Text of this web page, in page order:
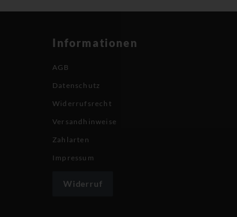
Informationen
AGB
Datenschutz
Widerrufsrecht
Versandhinweise
Zahlarten
Impressum
Widerruf